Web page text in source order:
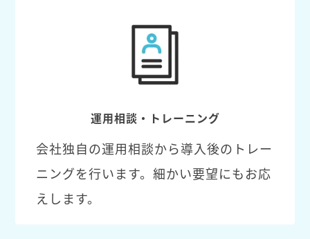
運用相談・トレーニング
会社独自の運用相談から導入後のトレー
ニングを行います。細かい要望にもお応
えします。